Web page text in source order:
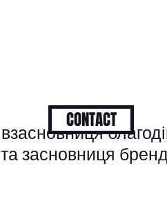
засновниця
CONTACT